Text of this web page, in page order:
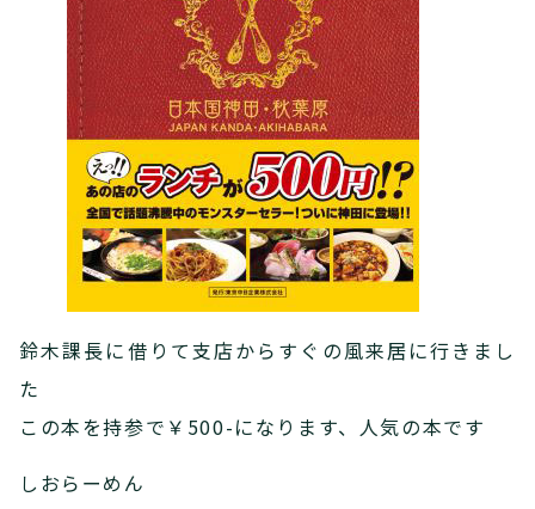
鈴木課長に借りて支店からすぐの風来居に行きまし
た
この本を持参で￥500-になります、人気の本です
しおらーめん